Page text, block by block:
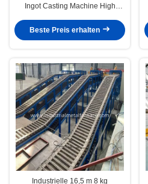
Ingot Casting Machine High
Beste Preis erhalten
Industrielle 16,5 m 8 kg